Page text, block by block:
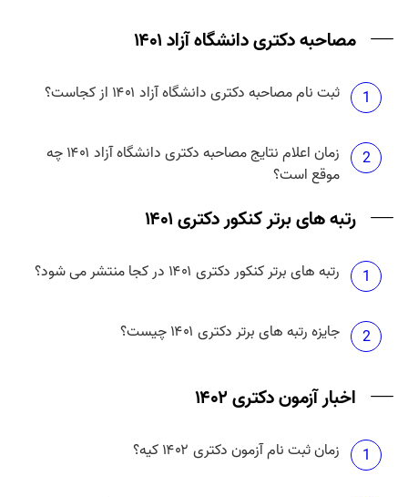
مصاحبه دکتری دانشگاه آزاد ۱۴۰۱
1 ثبت نام مصاحبه دکتری دانشگاه آزاد ۱۴۰۱ از کجاست؟
2
زمان اعلام نتایج مصاحبه دکتری دانشگاه آزاد ۱۴۰۱ چه
موقع است؟
رتبه های برتر کنکور دکتری ۱۴۰۱
1 رتبه های برتر کنکور دکتری ۱۴۰۱ در کجا منتشر می شود؟
2 جایزه رتبه های برتر دکتری ۱۴۰۱ چیست؟
اخبار آزمون دکتری ۱۴۰۲
1 زمان ثبت نام آزمون دکتری ۱۴۰۲ کیه؟